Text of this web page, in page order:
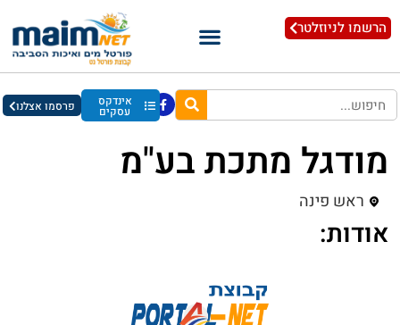
הרשמו לניוזלטר
אינדקס
עסקים פרסמו אצלנו
מודגל מתכת בע"מ
ראש פינה
אודות: